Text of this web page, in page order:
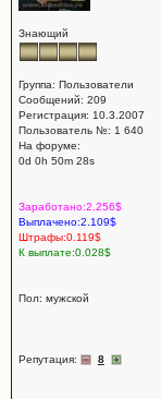
Знающий
Группа: Пользователи
Сообщений: 209
Регистрация: 10.3.2007
Пользователь №: 1 640
На форуме:
0d 0h 50m 28s
Заработано:2.256$
Выплачено:2.109$
Штрафы:0.119$
К выплате:0.028$
Пол: мужской
Репутация: 8